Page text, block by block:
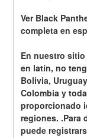
Ver Black
completa en
En nuestro
en latín, no
Bolivia,
Colombia y
proporcionado
regiones. .Para
puede